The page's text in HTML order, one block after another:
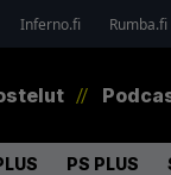
Inferno.fi Rumba.fi
PS PLUS